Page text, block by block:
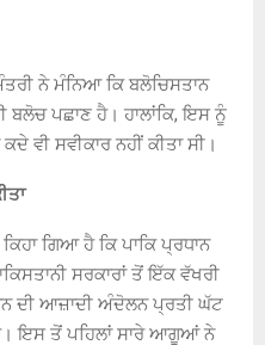
ਨੇ ਮੰਨਿਆ ਕਿ ਬਲੋਚਿਸਤਾਨ
ਪਛਾਣ ਹੈ। ਹਾਲਾਂਕਿ, ਇਸ ਨੂੰ
ਵੀ ਸਵੀਕਾਰ ਨਹੀਂ ਕੀਤਾ ਸੀ।
ਗਿਆ ਹੈ ਕਿ ਪਾਕਿ ਪ੍ਰਧਾਨ
ਸਰਕਾਰਾਂ ਤੋਂ ਇੱਕ ਵੱਖਰੀ
ਦੀ ਆਜ਼ਾਦੀ ਅੰਦੋਲਨ ਪ੍ਰਤੀ ਘੱਟ
ਇਸ ਤੋਂ ਪਹਿਲਾਂ ਸਾਰੇ ਆਗੂਆਂ ਨੇ